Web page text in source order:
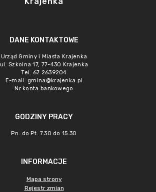
DANE KONTAKTOWE
Urząd Gminy i Miasta Krajenka
ul. Szkolna 17, 77-430 Krajenka
Tel. 67 2639204
E-mail: gmina@krajenka.pl
Nr konta bankowego
GODZINY PRACY
Pn. do Pt. 7.30 do 15.30
INFORMACJE
Mapa strony
Rejestr zmian